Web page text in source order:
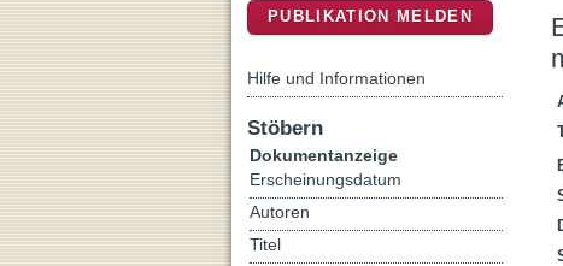
PUBLIKATION MELDEN
Hilfe und Informationen
Stöbern
Dokumentanzeige
Erscheinungsdatum
Autoren
Titel